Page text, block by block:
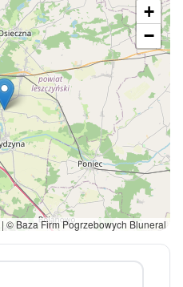
+
−
| © Baza Firm Pogrzebowych Bluneral